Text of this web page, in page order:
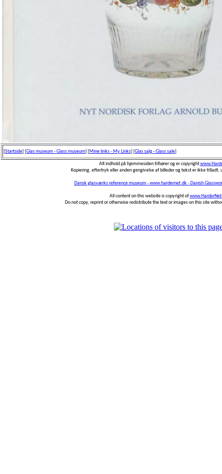
[Startside] [Glas museum - Glass museum] [Mine links - My Links] [Glas salg - Glass sale]
Alt indhold på hjemmesiden tilhører og er copyright
Kopiering, eftertryk eller anden gengivelse af billeder og tekst er ikke tilladt,
Dansk glasværks reference museum - www.hardernet.dk - Danish
All content on this website is copyright of
Do not copy, reprint or otherwise redistribute the text or images on this site